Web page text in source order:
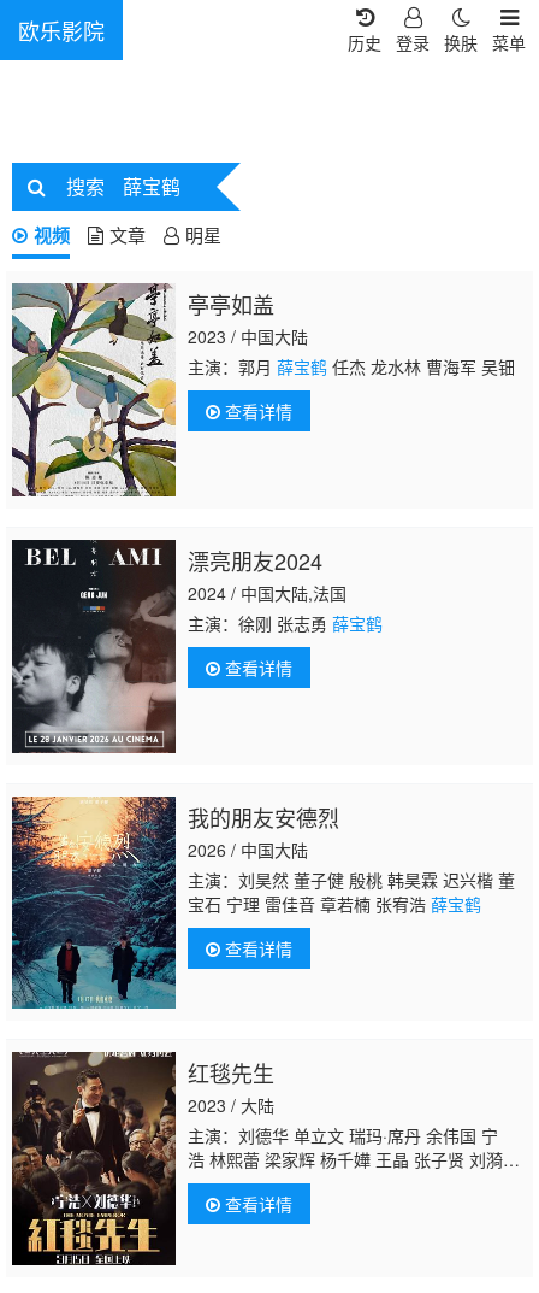
欧乐影院 菜单
换肤
登录
历史
搜索 薛宝鹤
视频 文章 明星
亭亭如盖
2023 / 中国大陆
主演：郭月 薛宝鹤任杰 龙水林 曹海军 吴钿
查看详情
漂亮朋友2024
2024 / 中国大陆,法国
主演：徐刚 张志勇 薛宝鹤
查看详情
我的朋友安德烈
2026 / 中国大陆
主演：刘昊然 董子健 殷桃 韩昊霖 迟兴楷 董
宝石 宁理 雷佳音 章若楠 张宥浩 薛宝鹤
查看详情
红毯先生
2023 / 大陆
主演：刘德华 单立文 瑞玛·席丹 余伟国 宁
浩 林熙蕾 梁家辉 杨千嬅 王晶 张子贤 刘漪
琳 周炜 孙阳薛宝鹤
查看详情